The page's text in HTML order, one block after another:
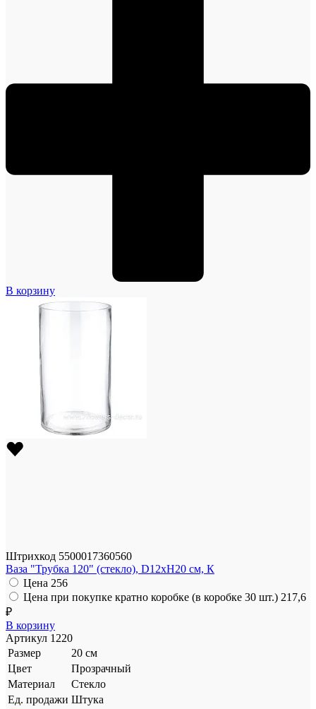
В корзину
Штрихкод 5500017360560
Ваза "Трубка 120" (стекло), D12xH20 см, К
Цена 256
Цена при покупке кратно коробке (в коробке 30 шт.) 217,6
₽
В корзину
Артикул 1220
Размер
20 см
Цвет
Прозрачный
Материал
Стекло
Ед. продажи Штука